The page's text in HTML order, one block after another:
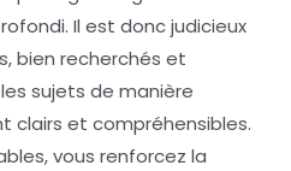
Il est donc judicieux
bien recherchés et
sujets de manière
clairs et compréhensibles.
vous renforcez la